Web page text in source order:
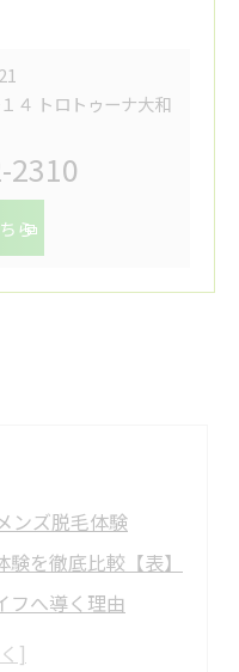
４ トロトゥーナ大和
2310
ら
ンズ脱毛体験
を徹底比較【表】
フへ導く理由
毛の魅力